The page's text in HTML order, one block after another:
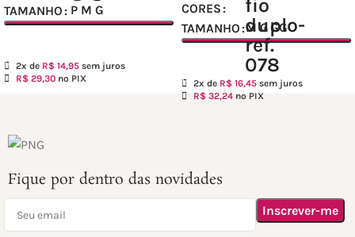
TAMANHO
P M G
2x de R$ 14,95 sem juros
R$ 29,30 no PIX
CORES
TAMANHO M GGG
2x de R$ 16,45 sem juros
R$ 32,24 no PIX
Fique por dentro das novidades